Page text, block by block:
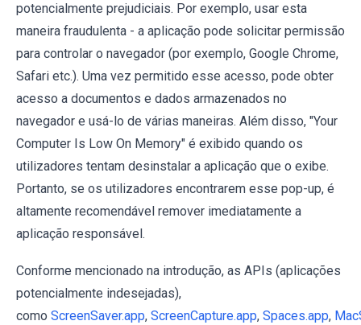
potencialmente prejudiciais. Por exemplo, usar esta
maneira fraudulenta - a aplicação pode solicitar permissão
para controlar o navegador (por exemplo, Google Chrome,
Safari etc.). Uma vez permitido esse acesso, pode obter
acesso a documentos e dados armazenados no
navegador e usá-lo de várias maneiras. Além disso, "Your
Computer Is Low On Memory" é exibido quando os
utilizadores tentam desinstalar a aplicação que o exibe.
Portanto, se os utilizadores encontrarem esse pop-up, é
altamente recomendável remover imediatamente a
aplicação responsável.
Conforme mencionado na introdução, as APIs (aplicações
potencialmente indesejadas),
como ScreenSaver.app, ScreenCapture.app, Spaces.app,